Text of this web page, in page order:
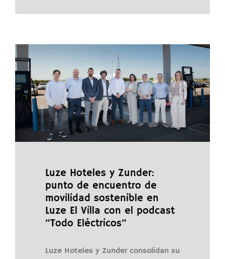
Luze Hoteles y Zunder:
punto de encuentro de
movilidad sostenible en
Luze El Villa con el podcast
“Todo Eléctricos”
Luze Hoteles y Zunder consolidan su